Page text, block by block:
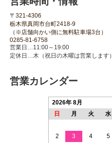
〒321-4306
栃木県真岡市台町2418-9
（※店舗向かい側に無料駐車場3台）
0285-81-6758
営業日…11:00～19:00
定休日…木（祝日の木曜は営業します）
営業カレンダー
2026年 8月
日
月 火 水
2
3 4 5